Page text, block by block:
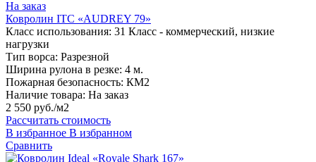
На заказ
Ковролин ITC «AUDREY 79»
Класс использования: 31 Класс - коммерческий, низкие
нагрузки
Тип ворса: Разрезной
Ширина рулона в резке: 4 м.
Пожарная безопасность: КМ2
Наличие товара: На заказ
2 550 руб./м2
Рассчитать стоимость
В избранное В избранном
Сравнить